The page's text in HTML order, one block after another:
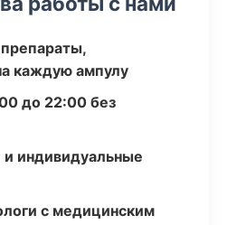
каждую ампулу
до 22:00 без
индивидуальные
с медицинским